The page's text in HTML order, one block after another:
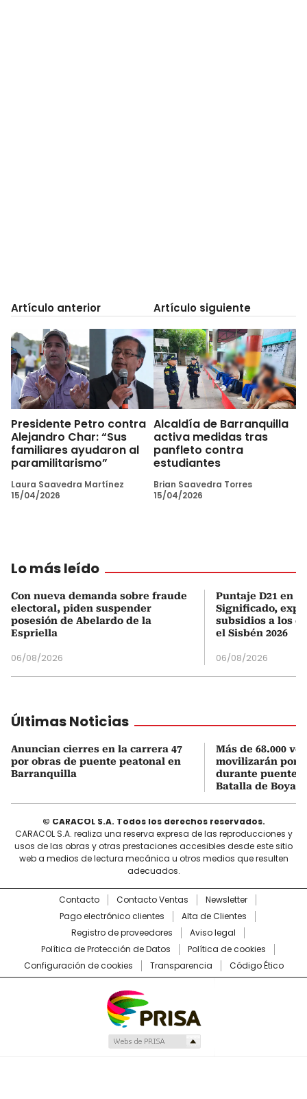
Artículo anterior
Presidente Petro contra
Alejandro Char: “Sus
familiares ayudaron al
paramilitarismo”
Laura Saavedra Martínez
15/04/2026
Artículo siguiente
Alcaldía de Barranquilla
activa medidas tras
panfleto contra
estudiantes
Brian Saavedra Torres
15/04/2026
Lo más leído
Con nueva demanda sobre fraude
electoral, piden suspender
posesión de Abelardo de la
Espriella
06/08/2026
Puntaje D21 en
Significado,
subsidios a los
el Sisbén 2026
06/08/2026
Últimas Noticias
Anuncian cierres en la carrera 47
por obras de puente peatonal en
Barranquilla
Más de 68.000
movilizarán por
durante puente
Batalla de Boyacá
© CARACOL S.A. Todos los derechos reservados.
CARACOL S.A. realiza una reserva expresa de las reproducciones y
usos de las obras y otras prestaciones accesibles desde este sitio
web a medios de lectura mecánica u otros medios que resulten
adecuados.
Contacto Contacto Ventas
Newsletter
Pago electrónico clientes
Alta de Clientes
Registro de proveedores
Aviso legal
Política de Protección de Datos
Política de cookies
Configuración de cookies
Transparencia Código Ético